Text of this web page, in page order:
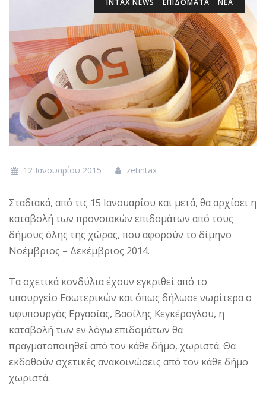
INTAX NEWS ΕΠΙΔΌΜΑΤΑ ΝΕΑ
12 Ιανουαρίου 2015 zetintax
Σταδιακά, από τις 15 Ιανουαρίου και μετά, θα αρχίσει η
καταβολή των προνοιακών επιδομάτων από τους
δήμους όλης της χώρας, που αφορούν το δίμηνο
Νοέμβριος – Δεκέμβριος 2014.
Τα σχετικά κονδύλια έχουν εγκριθεί από το
υπουργείο Εσωτερικών και όπως δήλωσε νωρίτερα ο
υφυπουργός Εργασίας, Βασίλης Κεγκέρογλου, η
καταβολή των εν λόγω επιδομάτων θα
πραγματοποιηθεί από τον κάθε δήμο, χωριστά. Θα
εκδοθούν σχετικές ανακοινώσεις από τον κάθε δήμο
χωριστά.